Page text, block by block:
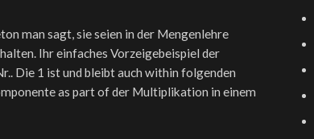
man sagt, sie seien in der Mengenlehre
Ihr einfaches Vorzeigebeispiel der
Die 1 ist und bleibt auch within folgenden
as part of der Multiplikation in einem